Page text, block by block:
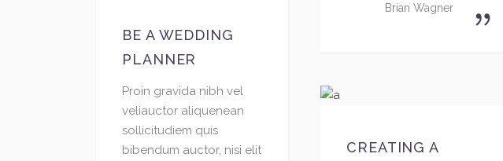
Brian Wagner
BE A WEDDING
PLANNER
Proin gravida nibh vel
veliauctor aliquenean
sollicitudiem quis
bibendum auctor, nisi elit
CREATING A